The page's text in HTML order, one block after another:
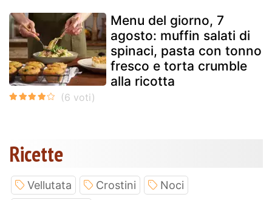
Menu del giorno, 7
agosto: muffin salati di
spinaci, pasta con tonno
fresco e torta crumble
alla ricotta
Ricette
Vellutata Crostini
Noci